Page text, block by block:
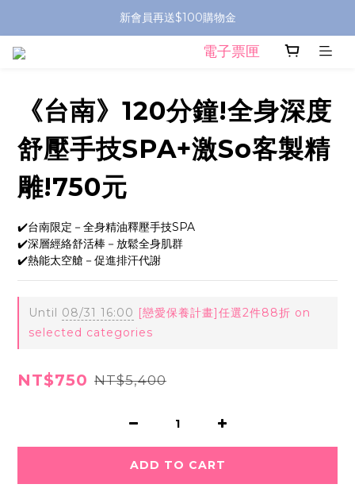
新會員再送$100購物金
電子票匣
《台南》120分鐘!全身深度
舒壓手技SPA+激So客製精
雕!750元
✔️台南限定－全身精油釋壓手技SPA
✔️深層經絡舒活棒－放鬆全身肌群
✔️熱能太空艙－促進排汗代謝
Until 08/31 16:00 [戀愛保養計畫]任選2件88折 on
selected categories
NT$750 NT$5,400
ADD TO CART